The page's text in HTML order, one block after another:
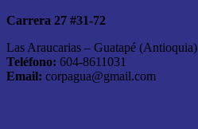
Carrera 27 #31-72
Las Araucarias – Guatapé (Antioquia)
Teléfono: 604-8611031
Email: corpagua@gmail.com